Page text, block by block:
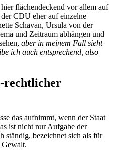
flächendeckend vor allem auf
CDU eher auf einzelne
Schavan, Ursula von der
und Zeitraum abhängen und
aber in meinem Fall sieht
ich auch entsprechend, also
rechtlicher
das aufnimmt, wenn der Staat
ist nicht nur Aufgabe der
ständig, bezeichnet sich als für